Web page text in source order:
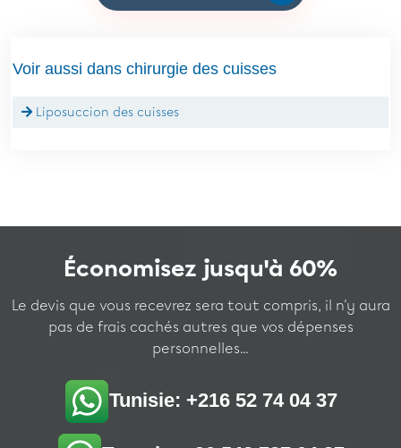
Voir aussi dans chirurgie des cuisses
Liposuccion des cuisses
Économisez jusqu'à 60%
Le devis que vous recevrez sera tout compris, il n'y aura
pas de frais cachés autres que vos dépenses
personnelles...
Tunisie: +216 52 74 04 37